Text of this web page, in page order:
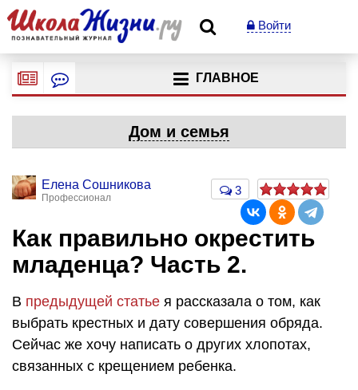
Войти
ГЛАВНОЕ
Дом и семья
Елена Сошникова
Профессионал
3
Как правильно окрестить
младенца? Часть 2.
В предыдущей статье я рассказала о том, как
выбрать крестных и дату совершения обряда.
Сейчас же хочу написать о других хлопотах,
связанных с крещением ребенка.